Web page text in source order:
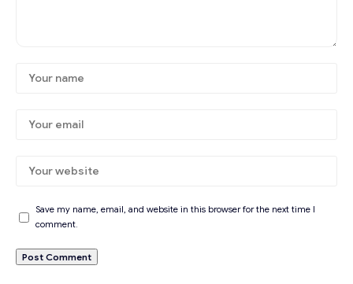
Save my name, email, and website in this browser for the next time I
comment.